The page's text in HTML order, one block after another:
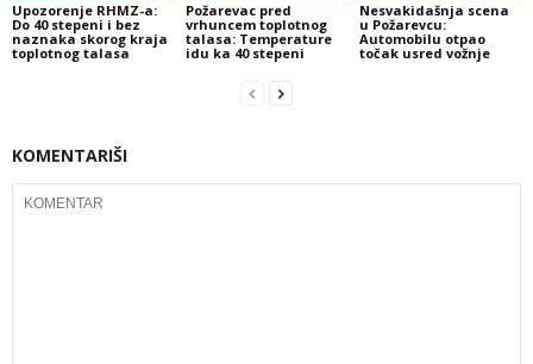
Upozorenje RHMZ-a:
Do 40 stepeni i bez
naznaka skorog kraja
toplotnog talasa
Požarevac pred
vrhuncem toplotnog
talasa: Temperature
idu ka 40 stepeni
Nesvakidašnja scena
u Požarevcu:
Automobilu otpao
točak usred vožnje
KOMENTARIŠI